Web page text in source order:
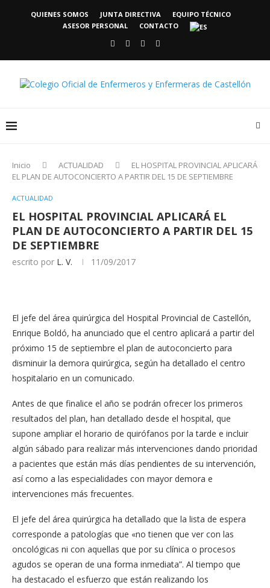
QUIENES SOMOS JUNTA DIRECTIVA
EQUIPO TÉCNICO
ASESOR PERSONAL
CONTACTO
Inicio ACTUALIDAD
EL HOSPITAL PROVINCIAL APLICARÁ
EL PLAN DE AUTOCONCIERTO A PARTIR DEL 15 DE SEPTIEMBRE
ACTUALIDAD
EL HOSPITAL PROVINCIAL APLICARÁ EL
PLAN DE AUTOCONCIERTO A PARTIR DEL 15
DE SEPTIEMBRE
escrito por L. V. 11/09/2017
El jefe del área quirúrgica del Hospital Provincial de Castellón,
Enrique Boldó, ha anunciado que el centro aplicará a partir del
próximo 15 de septiembre el plan de autoconcierto para
disminuir la demora quirúrgica, según ha detallado el centro
hospitalario en un comunicado.
Antes de que finalice el año se podrán ofrecer los primeros
resultados del plan, han detallado desde el hospital, que
supone ampliar el horario de quirófanos por la tarde e incluir
algún sábado para realizar más intervenciones dando prioridad
a pacientes que están más días pendientes de su intervención,
así como a las especialidades con mayor demora e
intervenciones más frecuentes.
El jefe del área quirúrgica ha detallado que la lista de espera
corresponde a patologías que «no tienen que ver con las
oncológicas ni con aquellas que por su clínica o procesos
agudos se operan de una forma inmediata”. Al tiempo que
ha destacado el esfuerzo que están realizando los